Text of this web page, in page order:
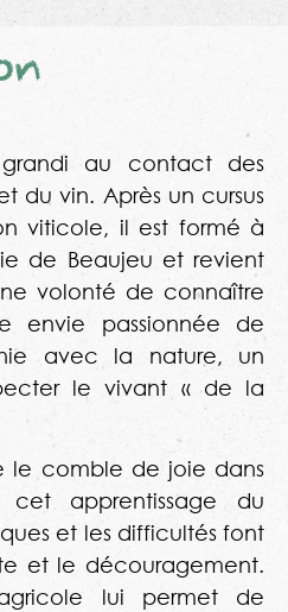
au contact des
du vin. Après un cursus
viticole, il est formé à
de Beaujeu et revient
volonté de connaître
envie passionnée de
avec la nature, un
le vivant « de la
le comble de joie dans
apprentissage du
et les difficultés font
et le découragement.
lui permet de